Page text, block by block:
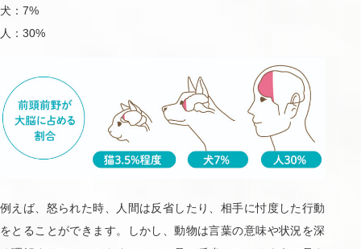
犬：7%
人：30%
例えば、怒られた時、人間は反省したり、相手に忖度した行動
をとることができます。しかし、動物は言葉の意味や状況を深